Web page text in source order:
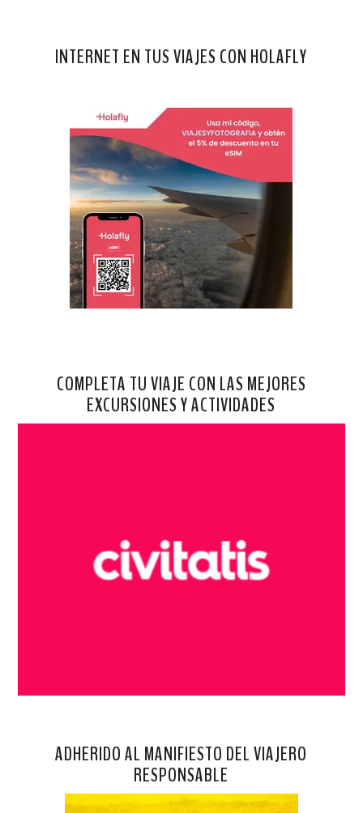
INTERNET EN TUS VIAJES CON HOLAFLY
COMPLETA TU VIAJE CON LAS MEJORES
EXCURSIONES Y ACTIVIDADES
ADHERIDO AL MANIFIESTO DEL VIAJERO
RESPONSABLE